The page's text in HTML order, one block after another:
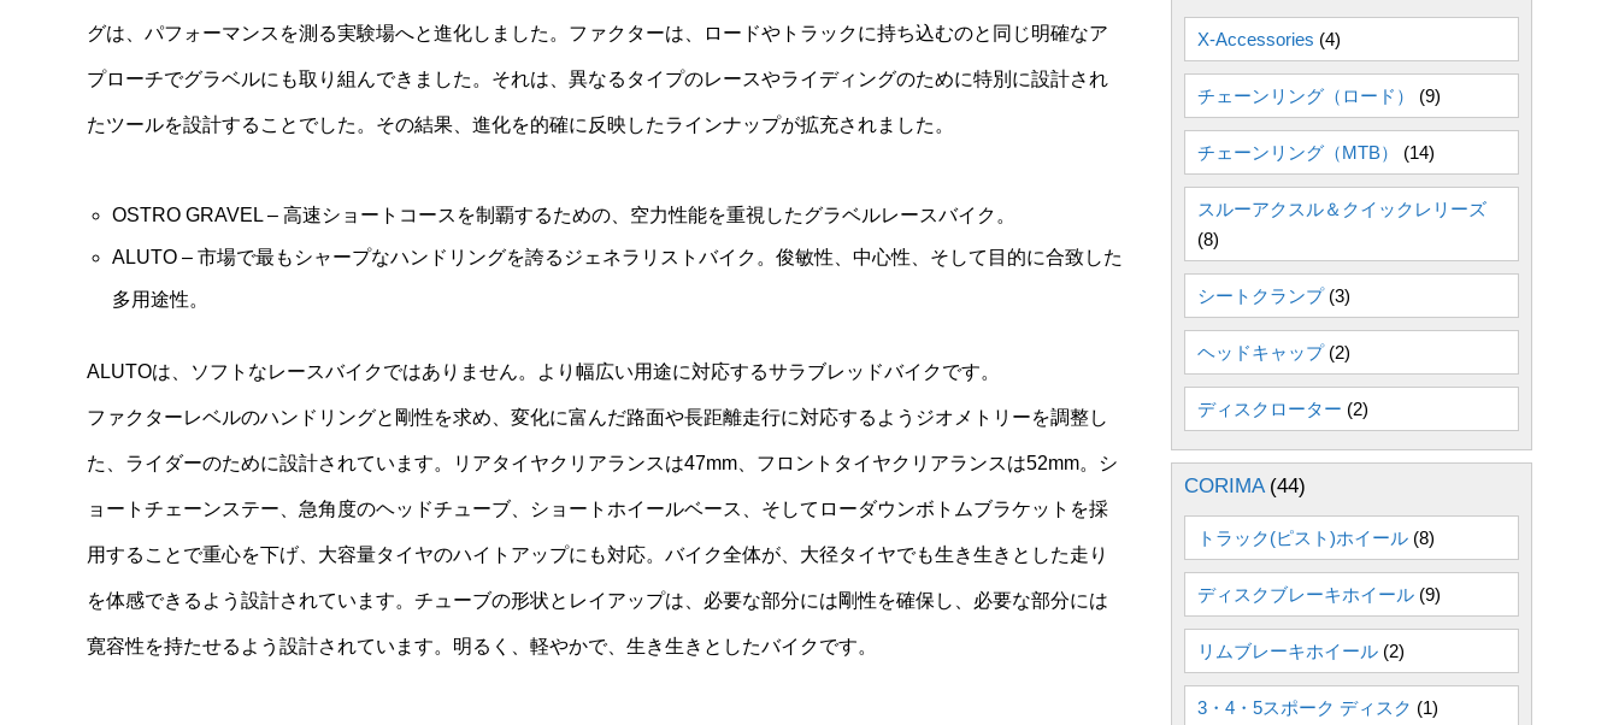
グは、パフォーマンスを測る実験場へと進化しました。ファクターは、ロードやトラックに持ち込むのと同じ明確なア
プローチでグラベルにも取り組んできました。それは、異なるタイプのレースやライディングのために特別に設計され
たツールを設計することでした。その結果、進化を的確に反映したラインナップが拡充されました。
OSTRO GRAVEL – 高速ショートコースを制覇するための、空力性能を重視したグラベルレースバイク。
ALUTO – 市場で最もシャープなハンドリングを誇るジェネラリストバイク。俊敏性、中心性、そして目的に合致した
多用途性。
ALUTOは、ソフトなレースバイクではありません。より幅広い用途に対応するサラブレッドバイクです。
ファクターレベルのハンドリングと剛性を求め、変化に富んだ路面や長距離走行に対応するようジオメトリーを調整し
た、ライダーのために設計されています。リアタイヤクリアランスは47mm、フロントタイヤクリアランスは52mm。シ
ョートチェーンステー、急角度のヘッドチューブ、ショートホイールベース、そしてローダウンボトムブラケットを採
用することで重心を下げ、大容量タイヤのハイトアップにも対応。バイク全体が、大径タイヤでも生き生きとした走り
を体感できるよう設計されています。チューブの形状とレイアップは、必要な部分には剛性を確保し、必要な部分には
寛容性を持たせるよう設計されています。明るく、軽やかで、生き生きとしたバイクです。
X-Accessories (4)
チェーンリング（ロード） (9)
チェーンリング（MTB） (14)
スルーアクスル＆クイックレリーズ
(8)
シートクランプ(3)
ヘッドキャップ(2)
ディスクローター (2)
CORIMA(44)
トラック(ピスト)ホイール (8)
ディスクブレーキホイール (9)
リムブレーキホイール (2)
3・4・5スポーク ディスク (1)